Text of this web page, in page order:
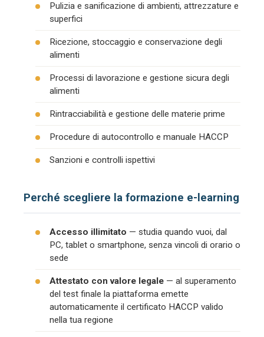
Pulizia e sanificazione di ambienti, attrezzature e
superfici
Ricezione, stoccaggio e conservazione degli
alimenti
Processi di lavorazione e gestione sicura degli
alimenti
Rintracciabilità e gestione delle materie prime
Procedure di autocontrollo e manuale HACCP
Sanzioni e controlli ispettivi
Perché scegliere la formazione e-learning
Accesso illimitato — studia quando vuoi, dal
PC, tablet o smartphone, senza vincoli di orario o
sede
Attestato con valore legale — al superamento
del test finale la piattaforma emette
automaticamente il certificato HACCP valido
nella tua regione